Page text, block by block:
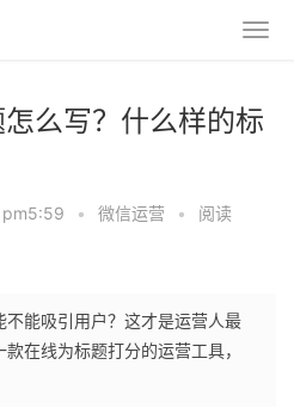
么写？什么样的标
pm5:59 • 微信运营 •
阅读
能吸引用户？这才是运营人最
在线为标题打分的运营工具，